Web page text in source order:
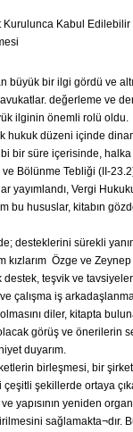
Kabul
büyük bir ilgi gördü ve
değerleme ve
ilginin önemli rolü oldu.
hukuk düzeni içinde
bir süre içerisinde,
Bölünme Tebliği (II-
yayımlandı, Vergi
bu hususlar, kitabın
desteklerini sürekli
Özge ve
destek, teşvik ve
çalışma iş
diler, kitapta
olacak görüş ve
duyarım.
birleşmesi, bir
şekillerde ortaya
yapısının yeniden
sağlamakta¬dır.